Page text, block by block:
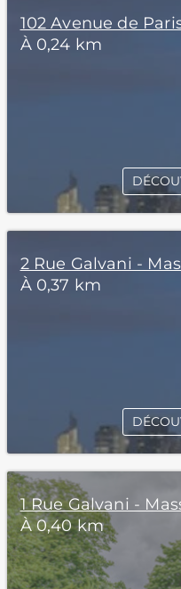
102 Avenue de
À 0,24 km
2 Rue Galvani -
À 0,37 km
1 Rue Galvani -
À 0,40 km